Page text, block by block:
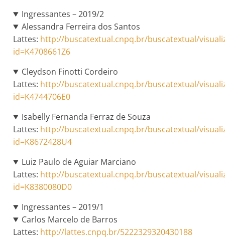
Ingressantes – 2019/2
Alessandra Ferreira dos Santos
Lattes: http://buscatextual.cnpq.br/buscatextual/
id=K4708661Z6
Cleydson Finotti Cordeiro
Lattes: http://buscatextual.cnpq.br/buscatextual/
id=K4744706E0
Isabelly Fernanda Ferraz de Souza
Lattes: http://buscatextual.cnpq.br/buscatextual/
id=K8672428U4
Luiz Paulo de Aguiar Marciano
Lattes: http://buscatextual.cnpq.br/buscatextual/
id=K8380080D0
Ingressantes – 2019/1
Carlos Marcelo de Barros
Lattes: http://lattes.cnpq.br/5222329320430188